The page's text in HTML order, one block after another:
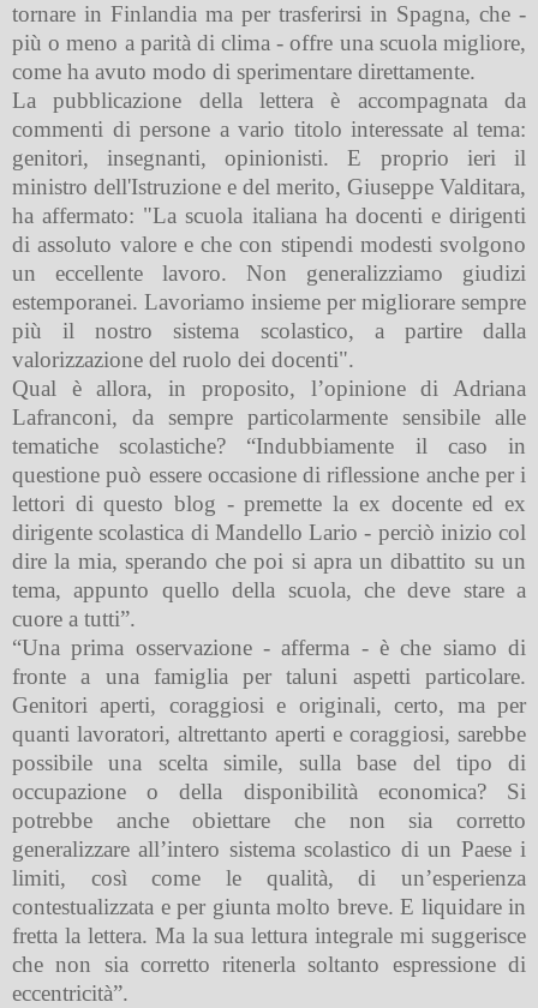
tornare in Finlandia ma per trasferirsi in Spagna, che -
più o meno a parità di clima - offre una scuola migliore,
come ha avuto modo di sperimentare direttamente.
La pubblicazione della lettera è accompagnata da
commenti di persone a vario titolo interessate al tema:
genitori, insegnanti, opinionisti. E proprio ieri il
ministro dell'Istruzione e del merito, Giuseppe Valditara,
ha affermato: "La scuola italiana ha docenti e dirigenti
di assoluto valore e che con stipendi modesti svolgono
un eccellente lavoro. Non generalizziamo giudizi
estemporanei. Lavoriamo insieme per migliorare sempre
più il nostro sistema scolastico, a partire dalla
valorizzazione del ruolo dei docenti".
Qual è allora, in proposito, l’opinione di Adriana
Lafranconi, da sempre particolarmente sensibile alle
tematiche scolastiche? “Indubbiamente il caso in
questione può essere occasione di riflessione anche per i
lettori di questo blog - premette la ex docente ed ex
dirigente scolastica di Mandello Lario - perciò inizio col
dire la mia, sperando che poi si apra un dibattito su un
tema, appunto quello della scuola, che deve stare a
cuore a tutti”.
“Una prima osservazione - afferma - è che siamo di
fronte a una famiglia per taluni aspetti particolare.
Genitori aperti, coraggiosi e originali, certo, ma per
quanti lavoratori, altrettanto aperti e coraggiosi, sarebbe
possibile una scelta simile, sulla base del tipo di
occupazione o della disponibilità economica? Si
potrebbe anche obiettare che non sia corretto
generalizzare all’intero sistema scolastico di un Paese i
limiti, così come le qualità, di un’esperienza
contestualizzata e per giunta molto breve. E liquidare in
fretta la lettera. Ma la sua lettura integrale mi suggerisce
che non sia corretto ritenerla soltanto espressione di
eccentricità”.